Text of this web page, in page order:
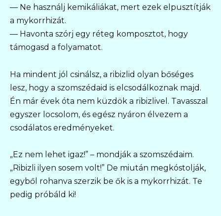
— Ne használj kemikáliákat, mert ezek elpusztítják
a mykorrhizát.
— Havonta szórj egy réteg komposztot, hogy
támogasd a folyamatot.
Ha mindent jól csinálsz, a ribizlid olyan bőséges
lesz, hogy a szomszédaid is elcsodálkoznak majd.
Én már évek óta nem küzdök a ribizlivel. Tavasszal
egyszer locsolom, és egész nyáron élvezem a
csodálatos eredményeket.
„Ez nem lehet igaz!” – mondják a szomszédaim.
„Ribizli ilyen sosem volt!” De miután megkóstolják,
egyből rohanva szerzik be ők is a mykorrhizát. Te
pedig próbáld ki!